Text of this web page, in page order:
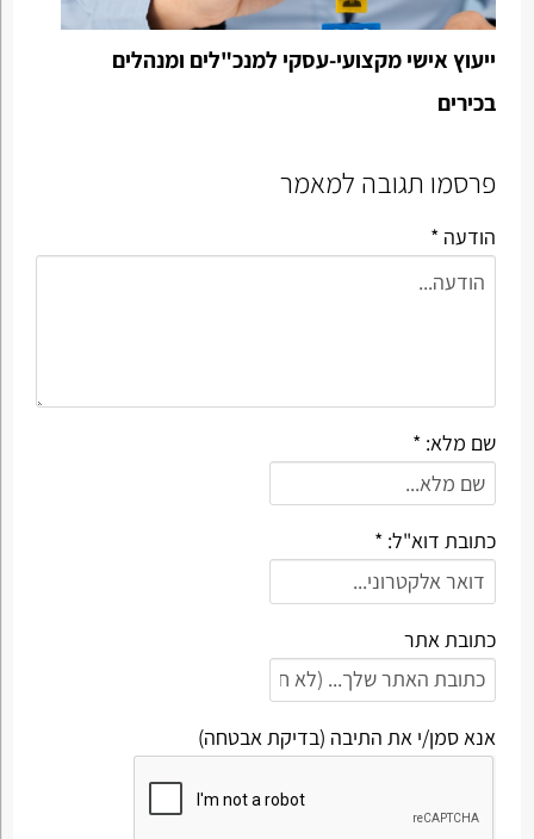
ייעוץ אישי מקצועי-עסקי למנכ"לים ומנהלים
בכירים
פרסמו תגובה למאמר
הודעה *
שם מלא: *
כתובת דוא"ל: *
כתובת אתר
אנא סמן/י את התיבה (בדיקת אבטחה)